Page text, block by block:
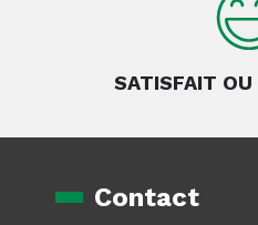
SATISFAIT OU
Contact